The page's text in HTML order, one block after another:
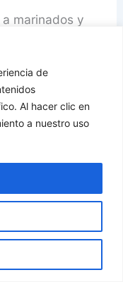
de
Al hacer clic en
a nuestro uso
marinados y
Combina
cítricos,
color amarillo
se puede
comino y
de sabor.